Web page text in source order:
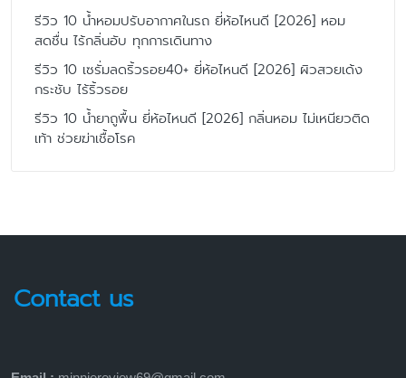
รีวิว 10 น้ำหอมปรับอากาศในรถ ยี่ห้อไหนดี [2026] หอม
สดชื่น ไร้กลิ่นอับ ทุกการเดินทาง
รีวิว 10 เซรั่มลดริ้วรอย40+ ยี่ห้อไหนดี [2026] ผิวสวยเด้ง
กระชับ ไร้ริ้วรอย
รีวิว 10 น้ำยาถูพื้น ยี่ห้อไหนดี [2026] กลิ่นหอม ไม่เหนียวติด
เท้า ช่วยฆ่าเชื้อโรค
Contact us